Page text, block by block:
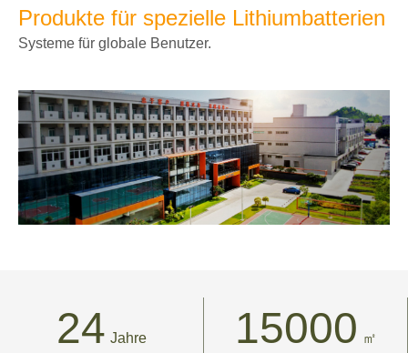
Produkte für spezielle Lithiumbatterien
Systeme für globale Benutzer.
24 Jahre
15000 ㎡